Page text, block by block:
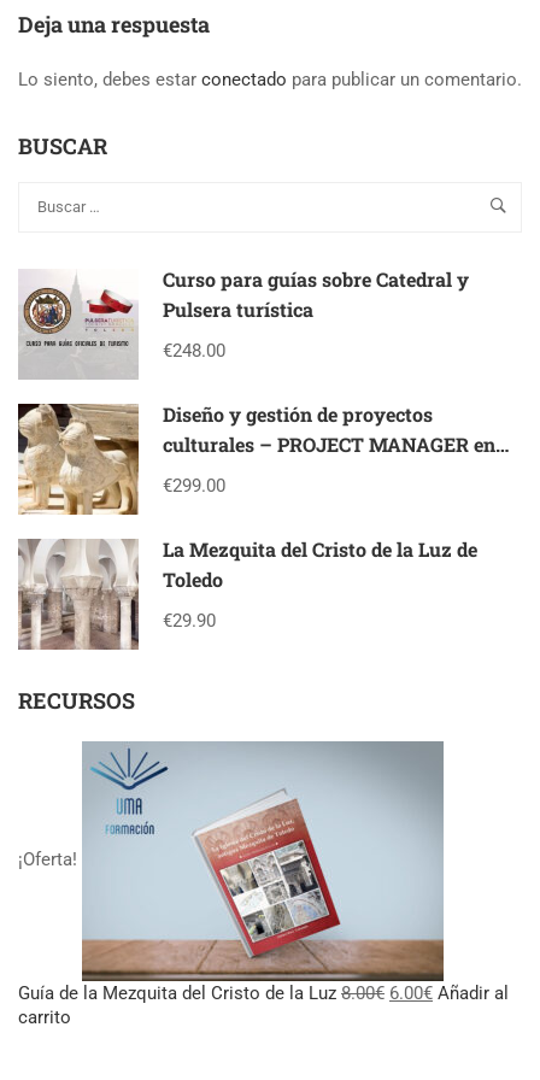
Deja una respuesta
Lo siento, debes estar conectado para publicar un comentario.
BUSCAR
Curso para guías sobre Catedral y
Pulsera turística
€248.00
Diseño y gestión de proyectos
culturales – PROJECT MANAGER en
patrimonio cultural
€299.00
La Mezquita del Cristo de la Luz de
Toledo
€29.90
RECURSOS
¡Oferta!
Guía de la Mezquita del Cristo de la Luz 8.00€ El
6.00€ElAñadir al
carrito